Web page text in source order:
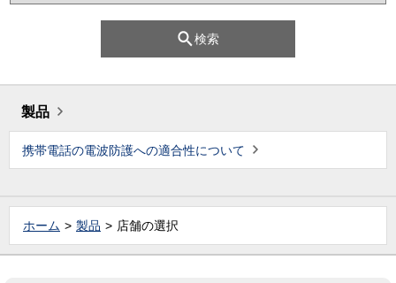
検索
製品
携帯電話の電波防護への適合性について
ホーム 製品 店舗の選択